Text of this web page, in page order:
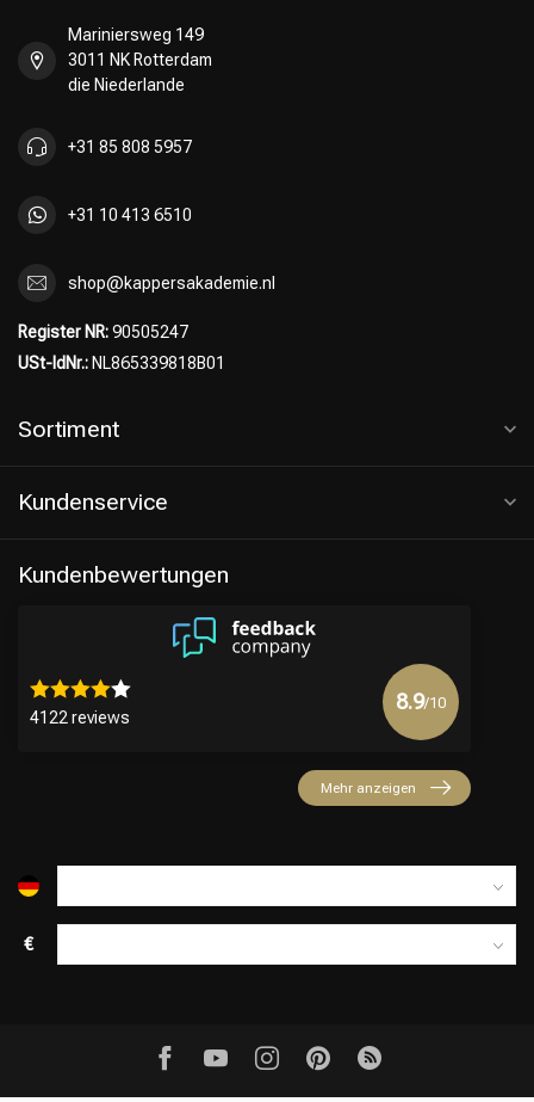
Friseurwahl
Mariniersweg 149
3011 NK Rotterdam
die Niederlande
+31 85 808 5957
+31 10 413 6510
shop@kappersakademie.nl
Register NR:90505247
USt-IdNr.: NL865339818B01
Sortiment
Kundenservice
Kundenbewertungen
4122 reviews
8.9/10
Mehr anzeigen
€